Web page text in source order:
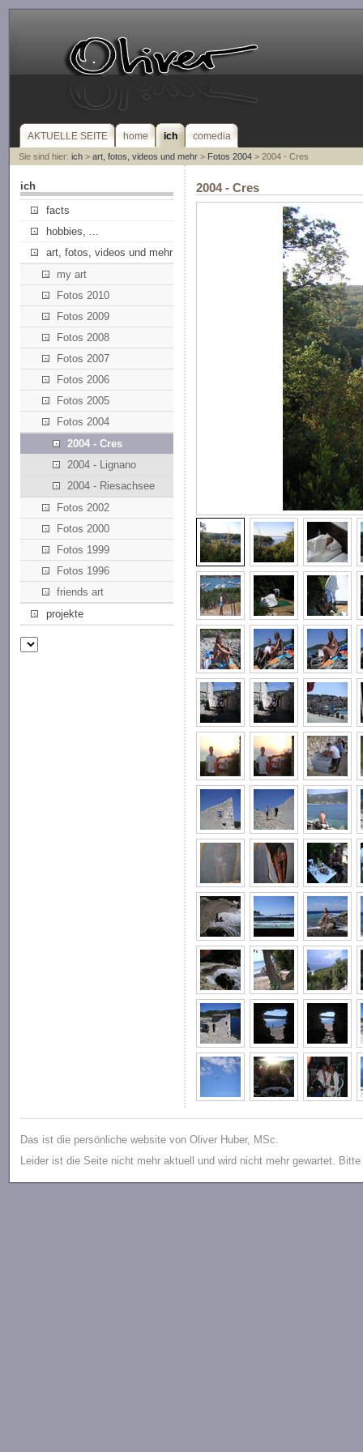
AKTUELLE SEITE home ich comedia
Sie sind hier: ich> art, fotos, videos und mehr> Fotos 2004> 2004 - Cres
ich
facts
hobbies, ...
art, fotos, videos und mehr
my art
Fotos 2010
Fotos 2009
Fotos 2008
Fotos 2007
Fotos 2006
Fotos 2005
Fotos 2004
2004 - Cres
2004 - Lignano
2004 - Riesachsee
Fotos 2002
Fotos 2000
Fotos 1999
Fotos 1996
friends art
projekte
2004 - Cres
Das ist die persönliche website von Oliver Huber, MSc.
Leider ist die Seite nicht mehr aktuell und wird nicht mehr gewartet.